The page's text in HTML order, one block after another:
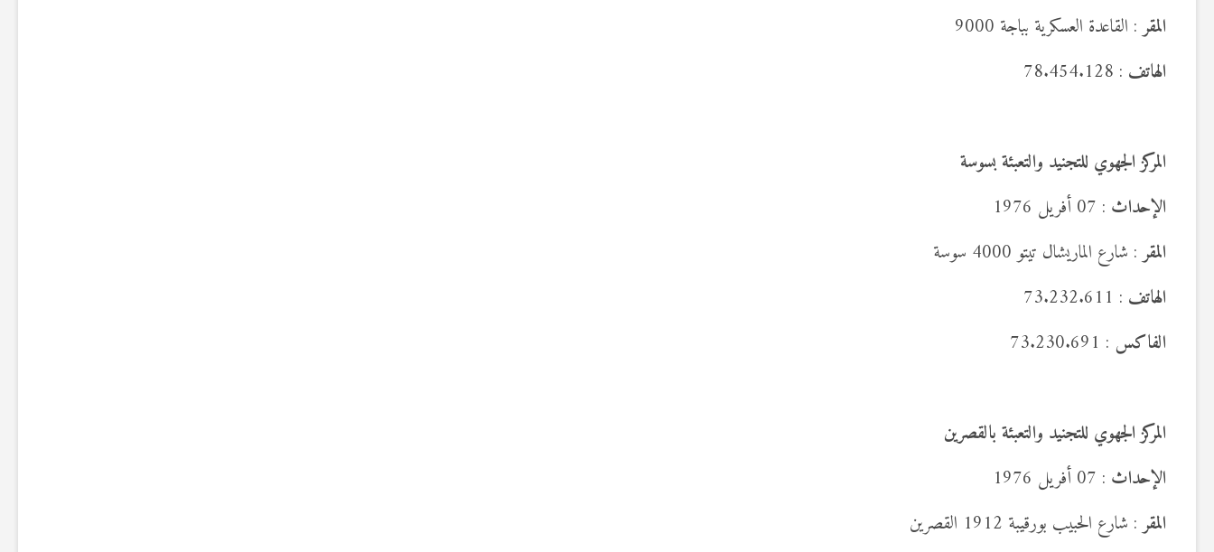
المقر: القاعدة العسكرية بباجة 9000
الهاتف : 78.454.128
المركز الجهوي للتجنيد والتعبئة بسوسة
الإحداث : 07 أفريل 1976
المقر: شارع الماريشال تيتو 4000 سوسة
الهاتف : 73.232.611
الفاكس : 73.230.691
المركز الجهوي للتجنيد والتعبئة بالقصرين
الإحداث : 07 أفريل 1976
المقر: شارع الحبيب بورقيبة 1912 القصرين